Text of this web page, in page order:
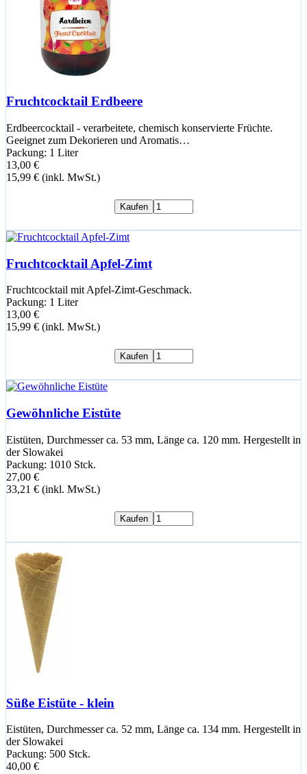
Fruchtcocktail Erdbeere
Erdbeercocktail - verarbeitete, chemisch konservierte Früchte.
Geeignet zum Dekorieren und Aromatis…
Packung: 1 Liter
13,00 €
15,99 € (inkl. MwSt.)
Kaufen
Fruchtcocktail Apfel-Zimt
Fruchtcocktail mit Apfel-Zimt-Geschmack.
Packung: 1 Liter
13,00 €
15,99 € (inkl. MwSt.)
Kaufen
Gewöhnliche Eistüte
Eistüten, Durchmesser ca. 53 mm, Länge ca. 120 mm. Hergestellt in
der Slowakei
Packung: 1010 Stck.
27,00 €
33,21 € (inkl. MwSt.)
Kaufen
Süße Eistüte - klein
Eistüten, Durchmesser ca. 52 mm, Länge ca. 134 mm. Hergestellt in
der Slowakei
Packung: 500 Stck.
40,00 €